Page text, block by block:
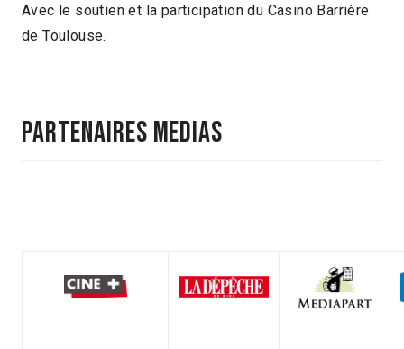
Avec le soutien et la participation du Casino Barrière
de Toulouse.
PARTENAIRES MEDIAS